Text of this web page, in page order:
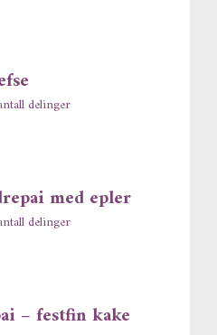
delinger
med epler
delinger
– festfin kake